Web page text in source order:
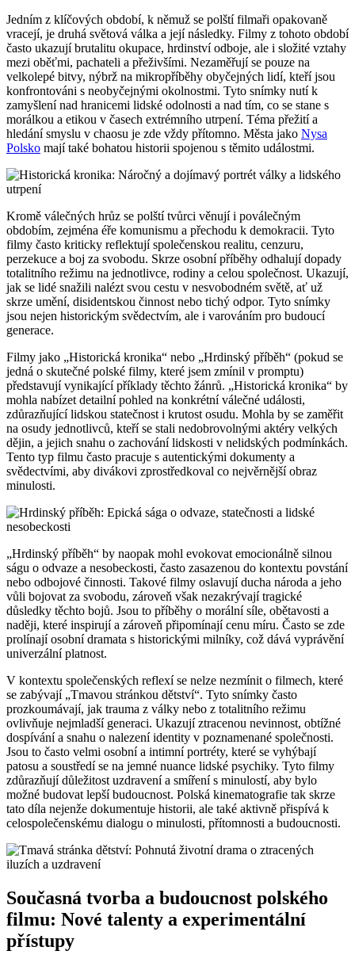
Jedním z klíčových období, k němuž se polští filmaři opakovaně
vracejí, je druhá světová válka a její následky. Filmy z tohoto období
často ukazují brutalitu okupace, hrdinství odboje, ale i složité vztahy
mezi oběťmi, pachateli a přeživšími. Nezaměřují se pouze na
velkolepé bitvy, nýbrž na mikropříběhy obyčejných lidí, kteří jsou
konfrontováni s neobyčejnými okolnostmi. Tyto snímky nutí k
zamyšlení nad hranicemi lidské odolnosti a nad tím, co se stane s
morálkou a etikou v časech extrémního utrpení. Téma přežití a
hledání smyslu v chaosu je zde vždy přítomno. Města jako Nysa
Polsko mají také bohatou historii spojenou s těmito událostmi.
Kromě válečných hrůz se polští tvůrci věnují i poválečným
obdobím, zejména éře komunismu a přechodu k demokracii. Tyto
filmy často kriticky reflektují společenskou realitu, cenzuru,
perzekuce a boj za svobodu. Skrze osobní příběhy odhalují dopady
totalitního režimu na jednotlivce, rodiny a celou společnost. Ukazují,
jak se lidé snažili nalézt svou cestu v nesvobodném světě, ať už
skrze umění, disidentskou činnost nebo tichý odpor. Tyto snímky
jsou nejen historickým svědectvím, ale i varováním pro budoucí
generace.
Filmy jako „Historická kronika“ nebo „Hrdinský příběh“ (pokud se
jedná o skutečné polské filmy, které jsem zmínil v promptu)
představují vynikající příklady těchto žánrů. „Historická kronika“ by
mohla nabízet detailní pohled na konkrétní válečné události,
zdůrazňující lidskou statečnost i krutost osudu. Mohla by se zaměřit
na osudy jednotlivců, kteří se stali nedobrovolnými aktéry velkých
dějin, a jejich snahu o zachování lidskosti v nelidských podmínkách.
Tento typ filmu často pracuje s autentickými dokumenty a
svědectvími, aby divákovi zprostředkoval co nejvěrnější obraz
minulosti.
„Hrdinský příběh“ by naopak mohl evokovat emocionálně silnou
ságu o odvaze a nesobeckosti, často zasazenou do kontextu povstání
nebo odbojové činnosti. Takové filmy oslavují ducha národa a jeho
vůli bojovat za svobodu, zároveň však nezakrývají tragické
důsledky těchto bojů. Jsou to příběhy o morální síle, obětavosti a
naději, které inspirují a zároveň připomínají cenu míru. Často se zde
prolínají osobní dramata s historickými milníky, což dává vyprávění
univerzální platnost.
V kontextu společenských reflexí se nelze nezmínit o filmech, které
se zabývají „Tmavou stránkou dětství“. Tyto snímky často
prozkoumávají, jak trauma z války nebo z totalitního režimu
ovlivňuje nejmladší generaci. Ukazují ztracenou nevinnost, obtížné
dospívání a snahu o nalezení identity v poznamenané společnosti.
Jsou to často velmi osobní a intimní portréty, které se vyhýbají
patosu a soustředí se na jemné nuance lidské psychiky. Tyto filmy
zdůrazňují důležitost uzdravení a smíření s minulostí, aby bylo
možné budovat lepší budoucnost. Polská kinematografie tak skrze
tato díla nejenže dokumentuje historii, ale také aktivně přispívá k
celospolečenskému dialogu o minulosti, přítomnosti a budoucnosti.
Současná tvorba a budoucnost polského
filmu: Nové talenty a experimentální
přístupy